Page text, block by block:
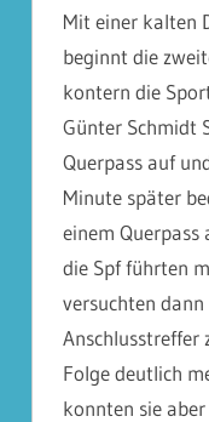
Mit einer kalten
beginnt die
kontern die
Günter Schmidt
Querpass auf
Minute später
einem Querpass
die Spf führten
versuchten
Anschlusstreffer
Folge deutlich
konnten sie